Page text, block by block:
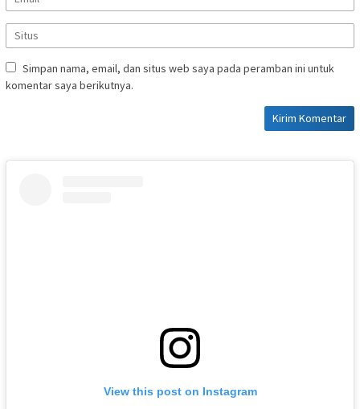
Simpan nama, email, dan situs web saya pada peramban ini untuk
komentar saya berikutnya.
View this post on Instagram